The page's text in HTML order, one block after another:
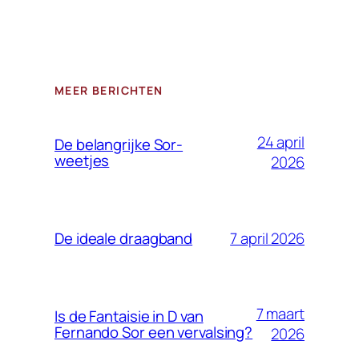
MEER BERICHTEN
De belangrijke Sor-
weetjes
24 april
2026
De ideale draagband 7 april 2026
Is de Fantaisie in D van
Fernando Sor een vervalsing?
7 maart
2026